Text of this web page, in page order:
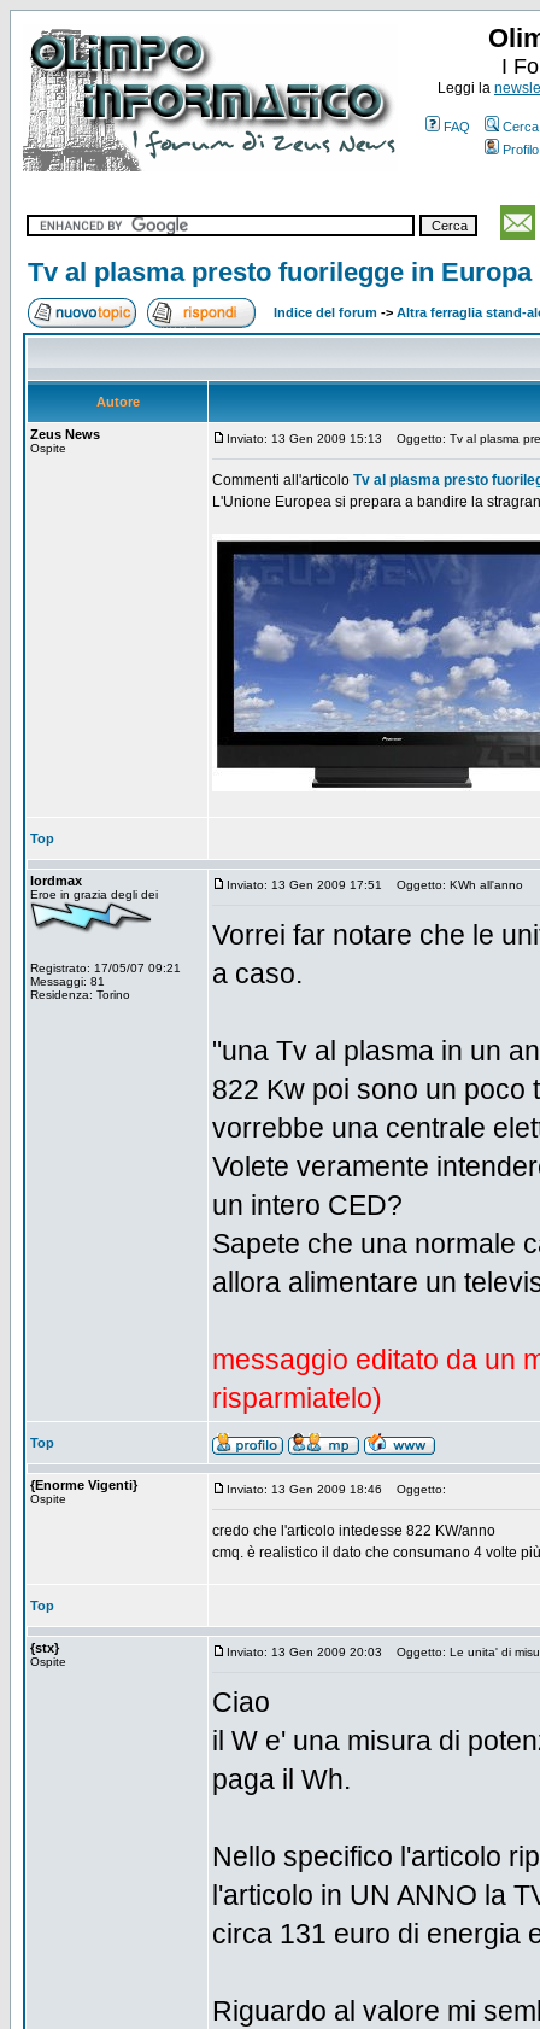
I
Leggi la
FAQ
Cerca
Profilo
Tv al plasma presto fuorilegge in Europa
Indice del forum -> Altra ferraglia stand-
Autore
Zeus News
Ospite
Inviato: 13 Gen 2009 15:13 Oggetto: Tv al plasma
Commenti all'articolo Tv al plasma presto
L'Unione Europea si prepara a bandire la
Top
lordmax
Eroe in grazia degli dei
Registrato: 17/05/07 09:21
Messaggi: 81
Residenza: Torino
Inviato: 13 Gen 2009 17:51 Oggetto: KWh all'anno
Vorrei far notare che le
a caso.
"una Tv al plasma in un
822 Kw poi sono un poco
vorrebbe una centrale
Volete veramente
un intero CED?
Sapete che una normale
allora alimentare un
messaggio editato da un
risparmiatelo)
Top
{Enorme Vigenti}
Ospite
Inviato: 13 Gen 2009 18:46 Oggetto:
credo che l'articolo intedesse 822 KW/anno
cmq. è realistico il dato che consumano 4 volte
Top
{stx}
Ospite
Inviato: 13 Gen 2009 20:03 Oggetto: Le unita' di
Ciao
il W e' una misura di
paga il Wh.
Nello specifico l'articolo
l'articolo in UN ANNO la
circa 131 euro di energia
Riguardo al valore mi